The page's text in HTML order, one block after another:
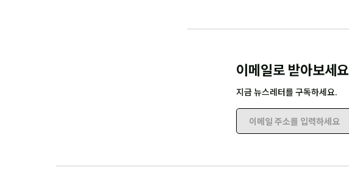
이메일로 받아보세요
지금 뉴스레터를 구독하세요.
이메일 주소를 입력하세요